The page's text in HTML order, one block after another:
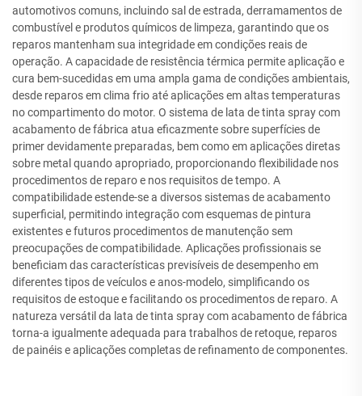
automotivos comuns, incluindo sal de estrada, derramamentos de
combustível e produtos químicos de limpeza, garantindo que os
reparos mantenham sua integridade em condições reais de
operação. A capacidade de resistência térmica permite aplicação e
cura bem-sucedidas em uma ampla gama de condições ambientais,
desde reparos em clima frio até aplicações em altas temperaturas
no compartimento do motor. O sistema de lata de tinta spray com
acabamento de fábrica atua eficazmente sobre superfícies de
primer devidamente preparadas, bem como em aplicações diretas
sobre metal quando apropriado, proporcionando flexibilidade nos
procedimentos de reparo e nos requisitos de tempo. A
compatibilidade estende-se a diversos sistemas de acabamento
superficial, permitindo integração com esquemas de pintura
existentes e futuros procedimentos de manutenção sem
preocupações de compatibilidade. Aplicações profissionais se
beneficiam das características previsíveis de desempenho em
diferentes tipos de veículos e anos-modelo, simplificando os
requisitos de estoque e facilitando os procedimentos de reparo. A
natureza versátil da lata de tinta spray com acabamento de fábrica
torna-a igualmente adequada para trabalhos de retoque, reparos
de painéis e aplicações completas de refinamento de componentes.